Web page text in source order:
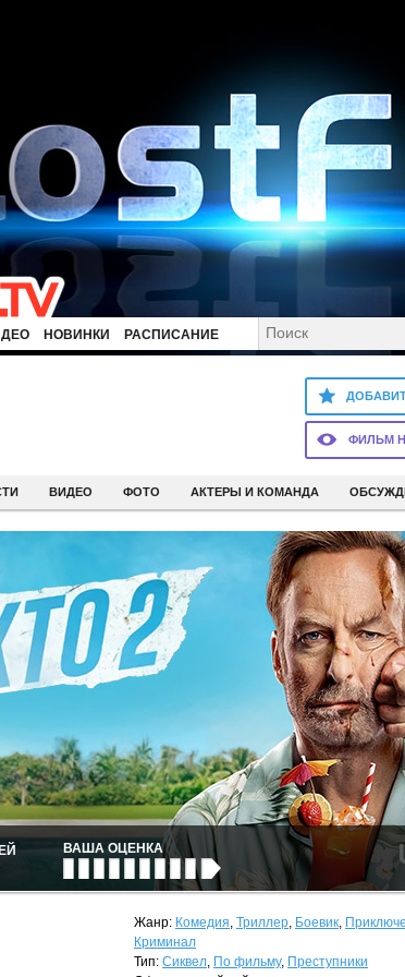
НОВИНКИ РАСПИСАНИЕ
ФИЛЬМ
ВИДЕО ФОТО АКТЕРЫ И КОМАНДА
ВАША ОЦЕНКА
Жанр: Комедия, Триллер, Боевик,
Криминал
Тип: Сиквел, По фильму, Преступники